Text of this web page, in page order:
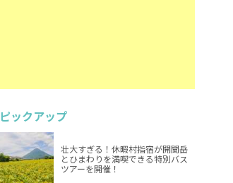
ピックアップ
壮大すぎる！休暇村指宿が開聞岳
とひまわりを満喫できる特別バス
ツアーを開催！